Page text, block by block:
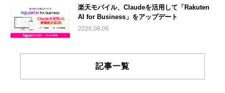
楽天モバイル、Claudeを活用して「Rakuten
AI for Business」をアップデート
2026.08.06
記事一覧